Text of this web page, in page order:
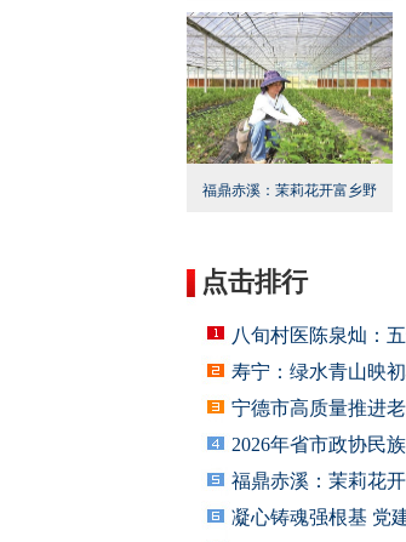
屏障
福鼎赤溪：茉莉花开富乡野
点击排行
八旬村医陈泉灿：
寿宁：绿水青山映
宁德市高质量推进
2026年省市政协民
福鼎赤溪：茉莉花
凝心铸魂强根基 党